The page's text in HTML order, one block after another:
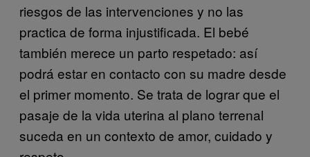
riesgos de las intervenciones y no las
practica de forma injustificada. El bebé
también merece un parto respetado: así
podrá estar en contacto con su madre desde
el primer momento. Se trata de lograr que el
pasaje de la vida uterina al plano terrenal
suceda en un contexto de amor, cuidado y